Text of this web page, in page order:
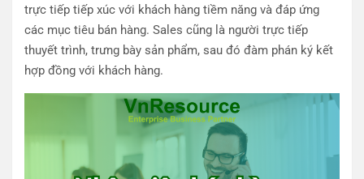
trực tiếp tiếp xúc với khách hàng tiềm năng và đáp ứng
các mục tiêu bán hàng. Sales cũng là người trực tiếp
thuyết trình, trưng bày sản phẩm, sau đó đàm phán ký kết
hợp đồng với khách hàng.